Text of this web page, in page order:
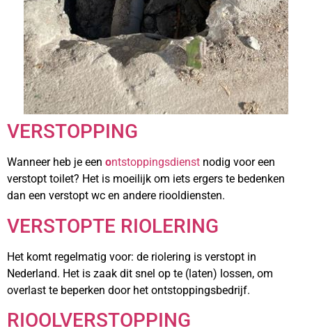
VERSTOPPING
Wanneer heb je een ontstoppingsdienst nodig voor een
verstopt toilet? Het is moeilijk om iets ergers te bedenken
dan een verstopt wc en andere riooldiensten.
VERSTOPTE RIOLERING
Het komt regelmatig voor: de riolering is verstopt in
Nederland. Het is zaak dit snel op te (laten) lossen, om
overlast te beperken door het ontstoppingsbedrijf.
RIOOLVERSTOPPING